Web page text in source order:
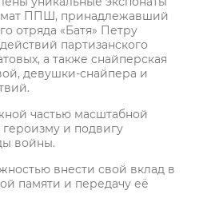
ППШ, принадлежавший
отряда «Батя» Петру
партизанского
а также снайперская
девушки-снайпера и
частью масштабной
и подвигу
войны.
внести свой вклад в
памяти и передачу её